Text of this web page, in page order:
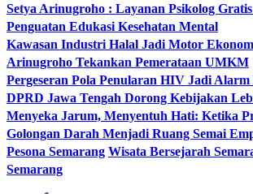
Setya Arinugroho : Layanan Psikolog
Penguatan Edukasi Kesehatan Mental
Kawasan Industri Halal Jadi Motor
Arinugroho Tekankan Pemerataan UMKM
Pergeseran Pola Penularan HIV Jadi
DPRD Jawa Tengah Dorong Kebijakan
Menyeka Jarum, Menyentuh Hati: Ketika
Golongan Darah Menjadi Ruang Semai
Pesona Semarang Wisata Bersejarah
Semarang